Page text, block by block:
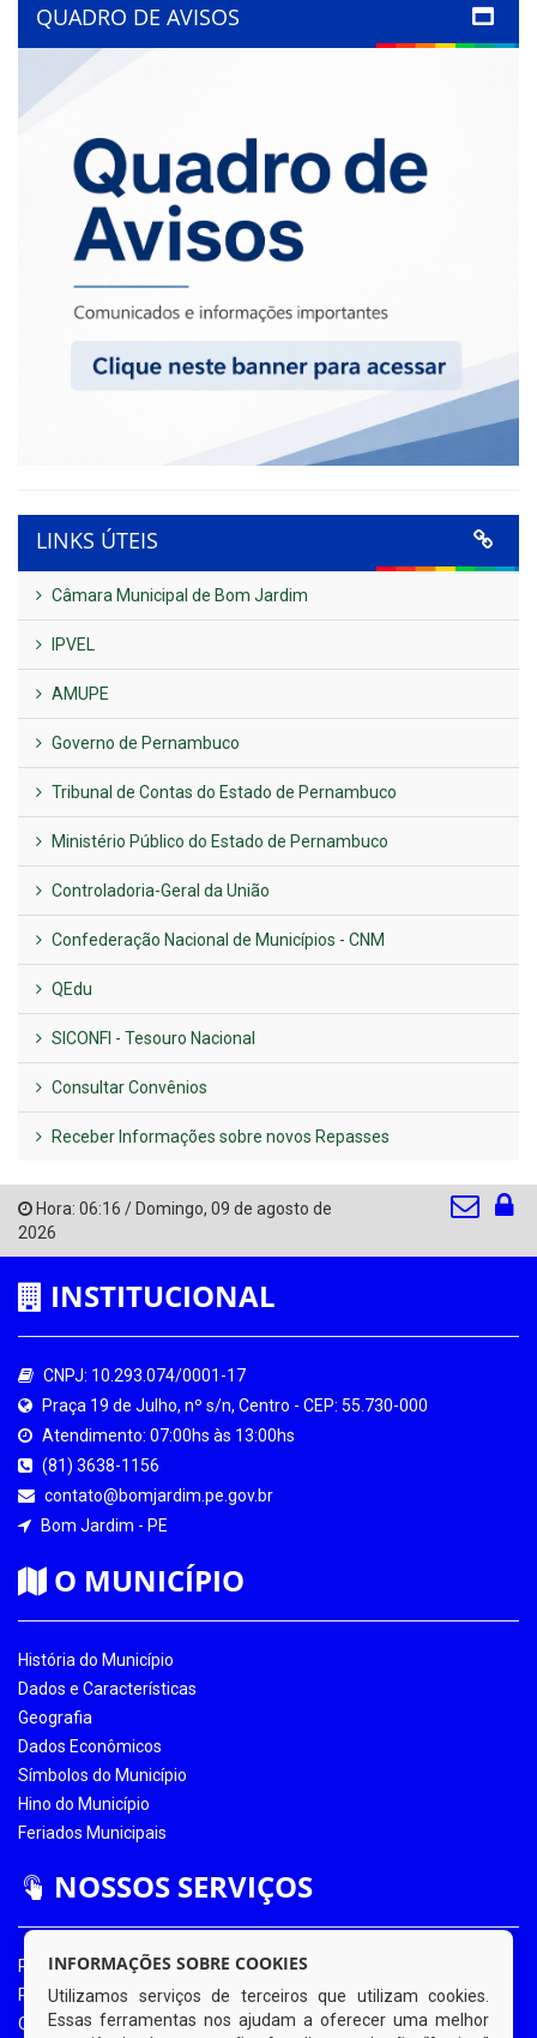
QUADRO DE AVISOS
LINKS ÚTEIS
Câmara Municipal de Bom Jardim
IPVEL
AMUPE
Governo de Pernambuco
Tribunal de Contas do Estado de Pernambuco
Ministério Público do Estado de Pernambuco
Controladoria-Geral da União
Confederação Nacional de Municípios - CNM
QEdu
SICONFI - Tesouro Nacional
Consultar Convênios
Receber Informações sobre novos Repasses
Hora: 06:16 / Domingo, 09 de agosto de
2026
INSTITUCIONAL
CNPJ: 10.293.074/0001-17
Praça 19 de Julho, nº s/n, Centro - CEP: 55.730-000
Atendimento: 07:00hs às 13:00hs
(81) 3638-1156
contato@bomjardim.pe.gov.br
Bom Jardim - PE
O MUNICÍPIO
História do Município
Dados e Características
Geografia
Dados Econômicos
Símbolos do Município
Hino do Município
Feriados Municipais
NOSSOS SERVIÇOS
Portal da Transparência
Portal da Transparência COVID-19
Ouvidoria Eletrônica
INFORMAÇÕES SOBRE COOKIES
Utilizamos serviços de terceiros que utilizam cookies.
Essas ferramentas nos ajudam a oferecer uma melhor